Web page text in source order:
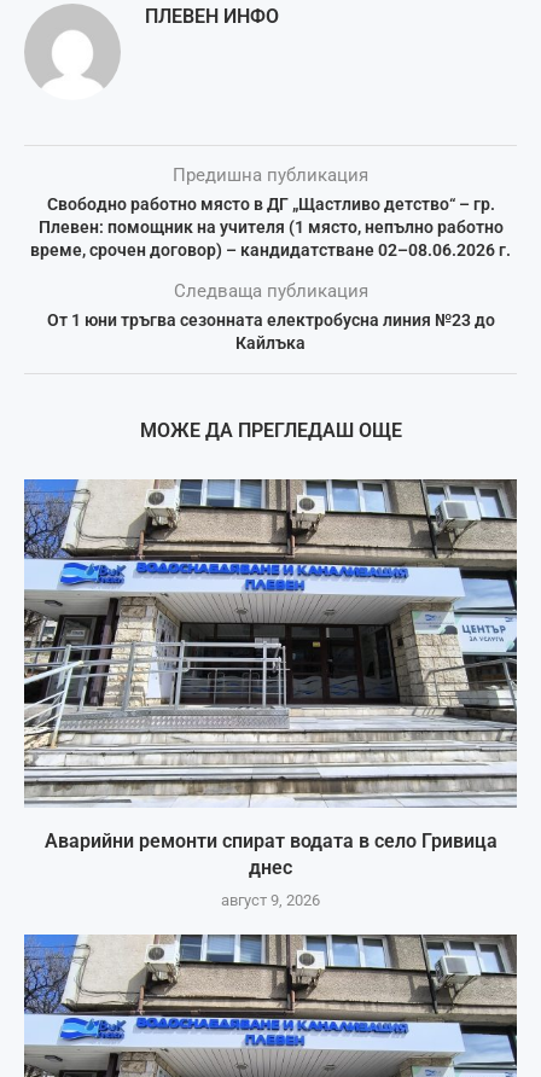
ПЛЕВЕН ИНФО
Предишна публикация
Свободно работно място в ДГ „Щастливо детство“ – гр.
Плевен: помощник на учителя (1 място, непълно работно
време, срочен договор) – кандидатстване 02–08.06.2026 г.
Следваща публикация
От 1 юни тръгва сезонната електробусна линия №23 до
Кайлъка
МОЖЕ ДА ПРЕГЛЕДАШ ОЩЕ
Аварийни ремонти спират водата в село Гривица
днес
август 9, 2026